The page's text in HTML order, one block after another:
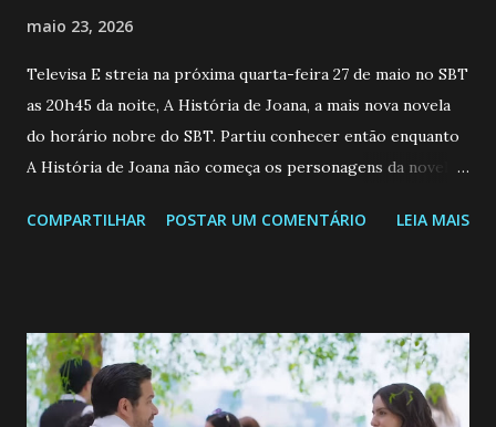
maio 23, 2026
Televisa E streia na próxima quarta-feira 27 de maio no SBT
as 20h45 da noite, A História de Joana, a mais nova novela
do horário nobre do SBT. Partiu conhecer então enquanto
A História de Joana não começa os personagens da novela?
de 25/05/26 a 31/05/26 JOANA GUADALUPE (Camila
permanecer virgem até encontrar o homem que realmente
ama, o que não é fácil, já que dedica todas as suas energias a
se aprimorar, trabalhando, estudando e se orgulhando de
COMPARTILHAR POSTAR UM COMENTÁRIO LEIA MAIS